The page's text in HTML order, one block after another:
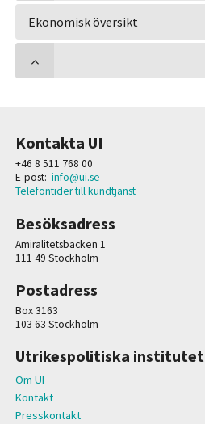
Ekonomisk översikt
Kontakta UI
+46 8 511 768 00
E-post: info@ui.se
Telefontider till kundtjänst
Besöksadress
Amiralitetsbacken 1
111 49 Stockholm
Postadress
Box 3163
103 63 Stockholm
Utrikespolitiska institutet
Om UI
Kontakt
Presskontakt